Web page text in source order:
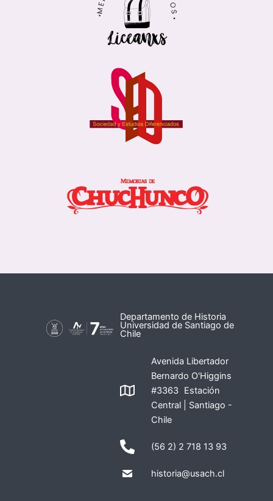
Departamento de Historia
Universidad de Santiago de
Chile
Avenida Libertador
Bernardo O'Higgins
#3363 Estación
Central | Santiago -
Chile
(56 2) 2 718 13 93
historia@usach.cl